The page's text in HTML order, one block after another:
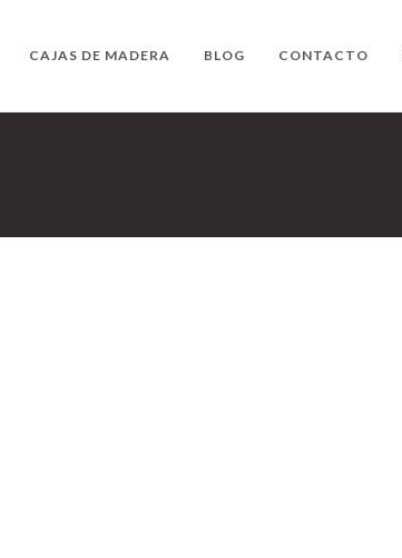
CAJAS DE MADERA BLOG CONTACTO